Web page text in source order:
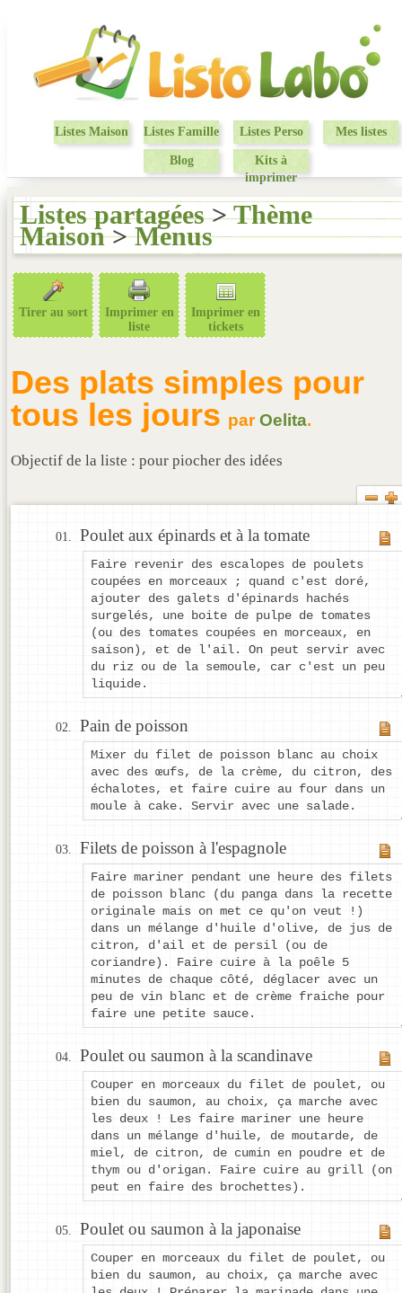
Listes Maison Listes Famille Listes Perso Mes listes
Blog
Kits à
imprimer
Listes partagées>Thème
Maison>Menus
Tirer au sort
Imprimer en
liste
Imprimer en
tickets
Des plats simples pour
tous les jours parOelita.
Objectif de la liste : pour piocher des idées
Poulet aux épinards et à la tomate
Faire revenir des escalopes de poulets
coupées en morceaux ; quand c'est doré,
ajouter des galets d'épinards hachés
surgelés, une boite de pulpe de tomates
(ou des tomates coupées en morceaux, en
saison), et de l'ail. On peut servir avec
du riz ou de la semoule, car c'est un peu
liquide.
Pain de poisson
Mixer du filet de poisson blanc au choix
avec des œufs, de la crème, du citron, des
échalotes, et faire cuire au four dans un
moule à cake. Servir avec une salade.
Filets de poisson à l'espagnole
Faire mariner pendant une heure des filets
de poisson blanc (du panga dans la recette
originale mais on met ce qu'on veut !)
dans un mélange d'huile d'olive, de jus de
citron, d'ail et de persil (ou de
coriandre). Faire cuire à la poêle 5
minutes de chaque côté, déglacer avec un
peu de vin blanc et de crème fraiche pour
faire une petite sauce.
Poulet ou saumon à la scandinave
Couper en morceaux du filet de poulet, ou
bien du saumon, au choix, ça marche avec
les deux ! Les faire mariner une heure
dans un mélange d'huile, de moutarde, de
miel, de citron, de cumin en poudre et de
thym ou d'origan. Faire cuire au grill (on
peut en faire des brochettes).
Poulet ou saumon à la japonaise
Couper en morceaux du filet de poulet, ou
bien du saumon, au choix, ça marche avec